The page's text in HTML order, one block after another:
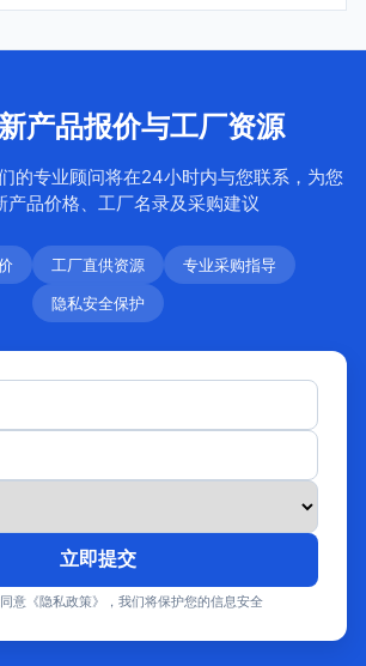
产品报价与工厂资源
的专业顾问将在24小时内与您联系，为您
产品价格、工厂名录及采购建议
工厂直供资源
专业采购指导
隐私安全保护
立即提交
意《隐私政策》，我们将保护您的信息安全